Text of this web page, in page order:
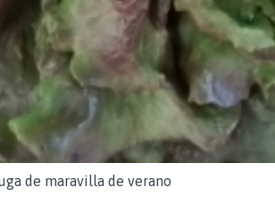
de maravilla de verano